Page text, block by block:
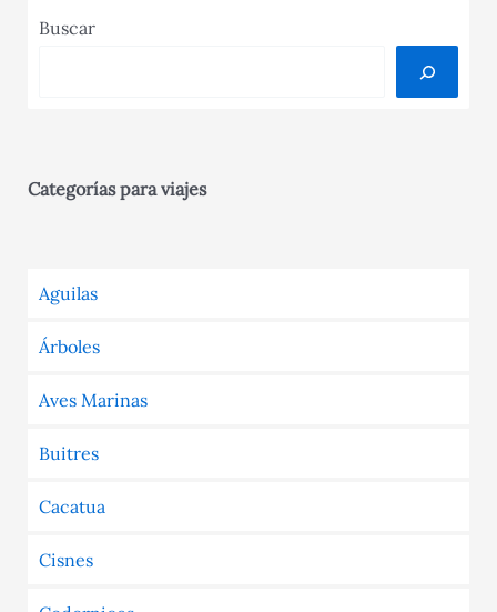
Buscar
Categorías para viajes
Aguilas
Árboles
Aves Marinas
Buitres
Cacatua
Cisnes